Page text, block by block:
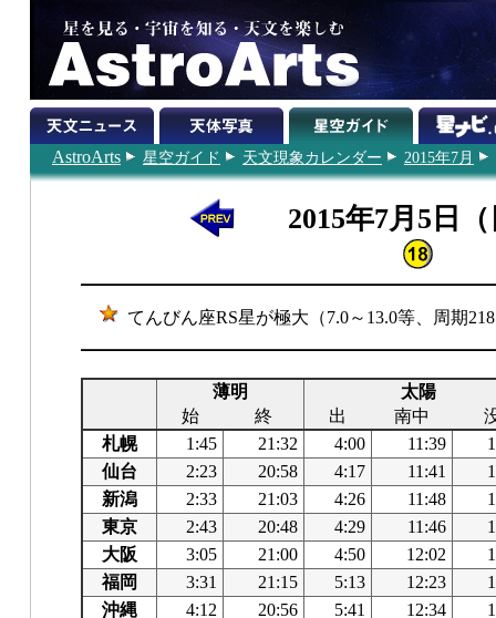
AstroArts 星空ガイド 天文現象カレンダー 2015年7月
2015年7月5日
てんびん座RS星が極大（7.0～13.0等、周期
薄明
太陽
始
終 出 南中
札幌
1:45 21:32 4:00 11:39
仙台
2:23 20:58 4:17 11:41
新潟
2:33 21:03 4:26 11:48
東京
2:43 20:48 4:29 11:46
大阪
3:05 21:00 4:50 12:02
福岡
3:31 21:15 5:13 12:23
沖縄
4:12 20:56 5:41 12:34